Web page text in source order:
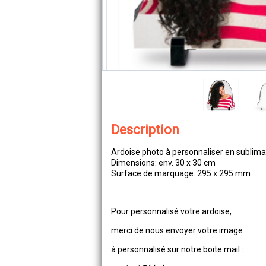
Description
Ardoise photo à personnaliser en
Dimensions: env. 30 x 30 cm
Surface de marquage: 295 x 295 mm
Pour personnalisé votre ardoise,
merci de nous envoyer votre image
à personnalisé sur notre boite mail :